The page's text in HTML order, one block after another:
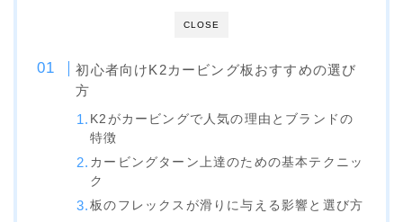
SABRINA
SPREAD
WRXsb
YONEX
CLOSE
初心者向けK2カービング板おすすめの選び
方
K2がカービングで人気の理由とブランドの
特徴
カービングターン上達のための基本テクニッ
ク
板のフレックスが滑りに与える影響と選び方